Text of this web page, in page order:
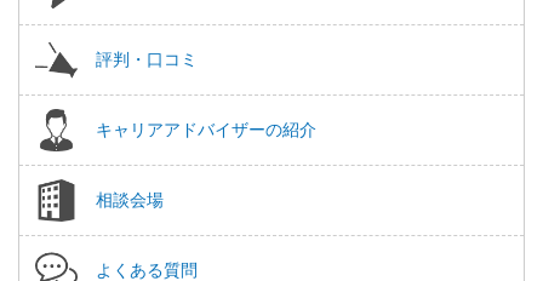
評判・口コミ
キャリアアドバイザーの紹介
相談会場
よくある質問